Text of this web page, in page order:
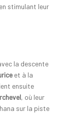
stimulant leur
la descente
et à la
ensuite
, où leur
sur la piste